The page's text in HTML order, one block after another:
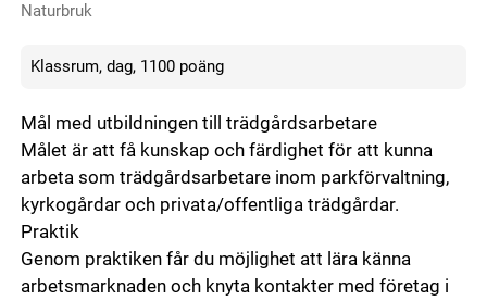
Naturbruk
Klassrum, dag, 1100 poäng
Mål med utbildningen till trädgårdsarbetare
Målet är att få kunskap och färdighet för att kunna
arbeta som trädgårdsarbetare inom parkförvaltning,
kyrkogårdar och privata/offentliga trädgårdar.
Praktik
Genom praktiken får du möjlighet att lära känna
arbetsmarknaden och knyta kontakter med företag i